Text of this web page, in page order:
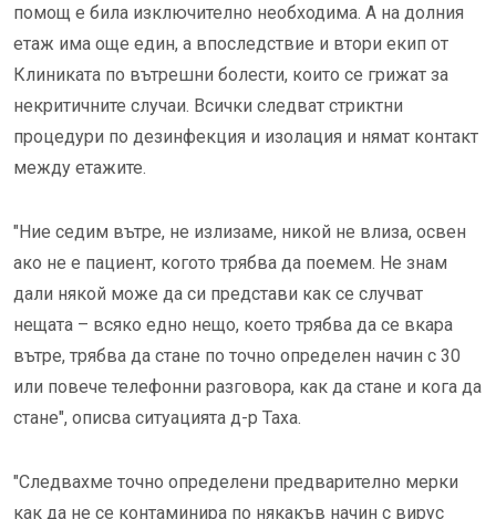
помощ е била изключително необходима. А на долния
етаж има още един, а впоследствие и втори екип от
Клиниката по вътрешни болести, които се грижат за
некритичните случаи. Всички следват стриктни
процедури по дезинфекция и изолация и нямат контакт
между етажите.
"Ние седим вътре, не излизаме, никой не влиза, освен
ако не е пациент, когото трябва да поемем. Не знам
дали някой може да си представи как се случват
нещата – всяко едно нещо, което трябва да се вкара
вътре, трябва да стане по точно определен начин с 30
или повече телефонни разговора, как да стане и кога да
стане", описва ситуацията д-р Таха.
"Следвахме точно определени предварително мерки
как да не се контаминира по някакъв начин с вирус